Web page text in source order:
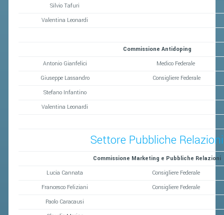
Silvio Tafuri
Valentina Leonardi
Commissione Antidoping
Antonio Gianfelici
Medico Federale
Giuseppe Lassandro
Consigliere Federale
Stefano Infantino
Valentina Leonardi
Settore Pubbliche Relazioni
Commissione Marketing e Pubbliche Relazioni
Lucia Cannata
Consigliere Federale
Francesco Feliziani
Consigliere Federale
Paolo Caracausi